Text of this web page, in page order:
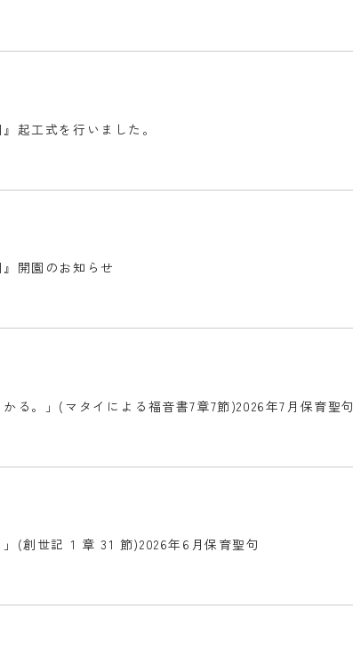
起工式を行いました。
開園のお知らせ
る。」(マタイによる福音書7章7節)2026年7月保育聖句
」(創世記 1 章 31 節)2026年6月保育聖句